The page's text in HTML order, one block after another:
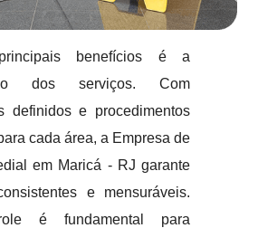
benefícios é a
dos serviços. Com
definidos e procedimentos
cada área, a Empresa de
em Maricá - RJ garante
e mensuráveis.
é fundamental para